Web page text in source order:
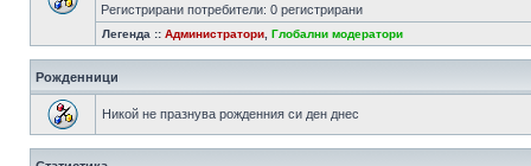
Регистрирани потребители: 0 регистрирани
Легенда :: Администратори Глобални модератори
Рожденници
Никой не празнува рожденния си ден днес